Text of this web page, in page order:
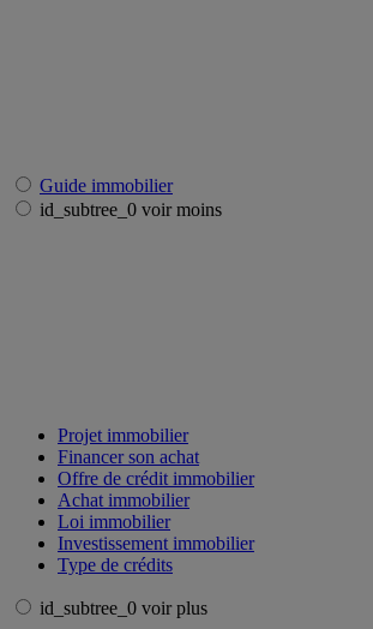
Guide immobilier
id_subtree_0 voir moins
Projet immobilier
Financer son achat
Offre de crédit immobilier
Achat immobilier
Loi immobilier
Investissement immobilier
Type de crédits
id_subtree_0 voir plus